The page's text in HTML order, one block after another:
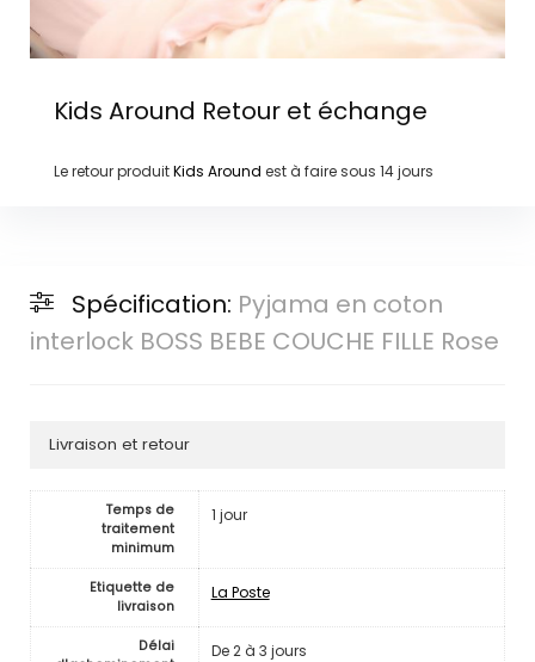
Kids Around Retour et échange
Le retour produitKids Around est à faire sous 14 jours
Spécification: Pyjama en coton
interlock BOSS BEBE COUCHE FILLE Rose
Livraison et retour
Temps de
traitement
minimum
1 jour
Etiquette de
livraison
La Poste
Délai
De 2 à 3 jours